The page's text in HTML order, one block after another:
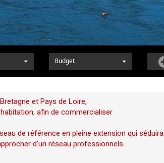
Budget
et Pays de Loire,
afin de commercialiser
de référence en pleine extension qui séduira
d'un réseau professionnels...